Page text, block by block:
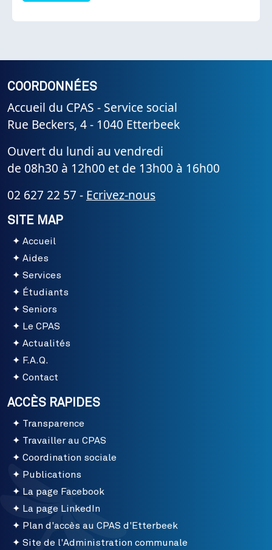
COORDONNÉES
Accueil du CPAS - Service social
Rue Beckers, 4 - 1040 Etterbeek
Ouvert du lundi au vendredi
de 08h30 à 12h00 et de 13h00 à 16h00
02 627 22 57 - Ecrivez-nous
SITE MAP
Accueil
Aides
Services
Étudiants
Seniors
Le CPAS
Actualités
F.A.Q.
Contact
ACCÈS RAPIDES
Transparence
Travailler au CPAS
Coordination sociale
Publications
La page Facebook
La page LinkedIn
Plan d'accès au CPAS d'Etterbeek
Site de l'Administration communale